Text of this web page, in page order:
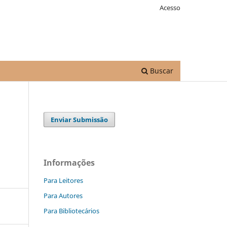
Buscar
Acesso
Enviar Submissão
Informações
Para Leitores
Para Autores
Para Bibliotecários